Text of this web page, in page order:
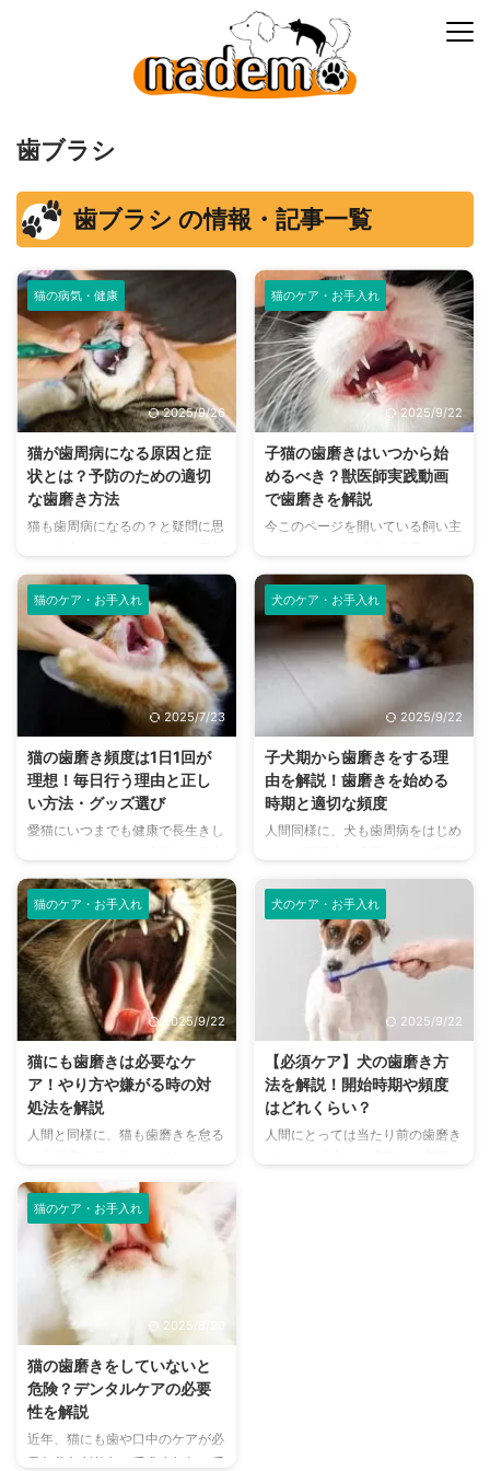
歯ブラシ
歯ブラシ の情報・記事一覧
猫の病気・健康
2025/9/26
猫が歯周病になる原因と症
状とは？予防のための適切
な歯磨き方法
猫も歯周病になるの？と疑問に思
歯周病は猫が罹りやすい病気のひ
とつです。 口内環境が人間と違
うため歯石の定着スピードがとて
も早く、歯垢が歯石に変化するス
ピードは人間の約5倍。 重症化す
ると手術が必要になることも多い
ため、気をつけたい病気です。予
防には毎日のデンタルケアが欠か
せません。 こちらの記事では歯
周病の原因や症状、予防のための
歯磨きの方法について丁寧に解説
しています。 愛猫の健康が気に
なる方、歯磨きの方法に興味のあ
ね。 この記事の結論 猫は虫歯 ...
猫のケア・お手入れ
2025/9/22
子猫の歯磨きはいつから始
めるべき？獣医師実践動画
で歯磨きを解説
今このページを開いている飼い主
必要なの？」と思っている人も多
いのではないでしょうか。 結論
からいうと、猫も歯磨きは必要で
す。特に成猫になってからの歯磨
きよりも、子猫期から始める歯磨
きが重要です。 歯磨きをおこた
ブルだけでなく、命にかかわる病
気の原因になることもあります。
愛猫の健康を守るためにも、子猫
のうちから歯磨きの習慣を身につ
けておきましょう。歯磨きの必要
性、開始時期、練習方法などを詳
事の結論 子猫に限らず、猫も ...
猫のケア・お手入れ
2025/7/23
猫の歯磨き頻度は1日1回が
理想！毎日行う理由と正し
い方法・グッズ選び
愛猫にいつまでも健康で長生きし
のケアの習慣がとても重要です。
とはいえ、どのぐらいの頻度で、
どんな手順でどのようにやればい
いのか、分からない飼い主さんは
多いでしょう。 そこで、歯磨き
をするべき理由や適切な方法のほ
か、嫌がる愛猫への対処法まで詳
しく解説しますので、ぜひ参考に
なさってください。 この記事の
結論 猫にも歯磨きは必要不可欠
で、1日1回の歯磨きペースが理想
的 猫は人間より歯垢から歯石に
変わるペースが早く、3～4倍の
も週に2～3回のペースで歯 ...
犬のケア・お手入れ
2025/9/22
子犬期から歯磨きをする理
由を解説！歯磨きを始める
時期と適切な頻度
人間同様に、犬も歯周病をはじめ
歯磨きは必要です。 ですが、現
時点で愛犬の歯磨きができていな
い飼い主さんや、犬用の歯磨きの
基本的なやり方がわからないとい
う人もいるはず。 歯磨きに伴い
犬用の歯磨きグッズも多数販売さ
れていますが、歯磨きはいつ頃か
ら始めるべきなのか、そもそも子
犬に歯磨きは必要なのか気になる
飼い主さんも多いでしょう。 本
記事では、子犬の歯磨き開始の時
期や方法について解説しているの
猫のケア・お手入れ
2025/9/22
猫にも歯磨きは必要なケ
ア！やり方や嫌がる時の対
処法を解説
人間と同様に、猫も歯磨きを怠る
す。ですが、「愛猫が歯磨きを嫌
がって困っている」という飼い主
さんも多いことでしょう。 本記
事では猫の歯磨きの方法、慣れさ
せるコツを解説しています。おす
すめの歯磨きグッズや嫌がるとき
の対処法も紹介しているので、ぜ
ひ最後までご覧ください。 この
記事の結論 猫は歯周病になりや
すく、予防のためにも歯磨きをす
ることは大切 猫の歯周病治療
は、全身麻酔をする手術が多く費
用が高額になりがち 愛猫の歯磨
き頻度は1日1回が望ましく、最低
犬のケア・お手入れ
2025/9/22
【必須ケア】犬の歯磨き方
法を解説！開始時期や頻度
はどれくらい？
人間にとっては当たり前の歯磨き
猫のケア・お手入れ
2025/8/20
猫の歯磨きをしていないと
危険？デンタルケアの必要
性を解説
近年、猫にも歯や口中のケアが必
要なことが分かってきました。で